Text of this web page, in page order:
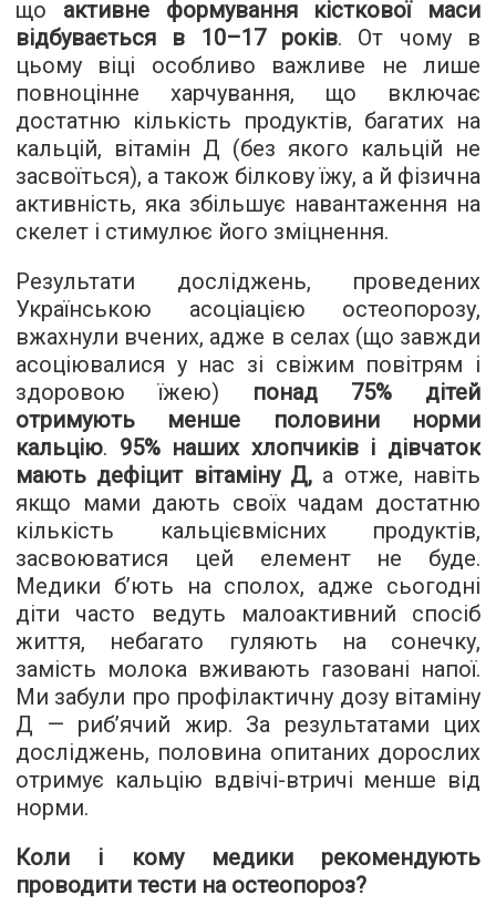
що активне формування кісткової маси
відбувається в 10–17 років. От чому в
цьому віці особливо важливе не лише
повноцінне харчування, що включає
достатню кількість продуктів, багатих на
кальцій, вітамін Д (без якого кальцій не
засвоїться), а також білкову їжу, а й фізична
активність, яка збільшує навантаження на
скелет і стимулює його зміцнення.
Результати досліджень, проведених
Українською асоціацією остеопорозу,
вжахнули вчених, адже в селах (що завжди
асоціювалися у нас зі свіжим повітрям і
здоровою їжею) понад 75% дітей
отримують менше половини норми
кальцію. 95% наших хлопчиків і дівчаток
мають дефіцит вітаміну Д, а отже, навіть
якщо мами дають своїх чадам достатню
кількість кальцієвмісних продуктів,
засвоюватися цей елемент не буде.
Медики б’ють на сполох, адже сьогодні
діти часто ведуть малоактивний спосіб
життя, небагато гуляють на сонечку,
замість молока вживають газовані напої.
Ми забули про профілактичну дозу вітаміну
Д — риб’ячий жир. За результатами цих
досліджень, половина опитаних дорослих
отримує кальцію вдвічі-втричі менше від
норми.
Коли і кому медики рекомендують
проводити тести на остеопороз?